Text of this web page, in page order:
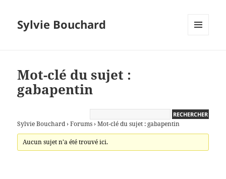
Sylvie Bouchard
Mot-clé du sujet :
gabapentin
Sylvie Bouchard › Forums › Mot-clé du sujet : gabapentin
Aucun sujet n’a été trouvé ici.